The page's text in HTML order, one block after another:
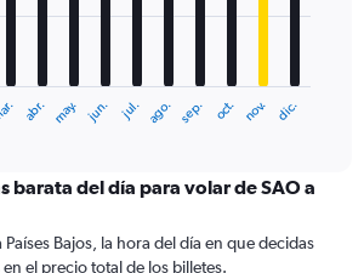
abr. may. jun. jul. ago. sep. oct. nov. dic.
barata del día para volar de SAO a
Países Bajos, la hora del día en que decidas
el precio total de los billetes.